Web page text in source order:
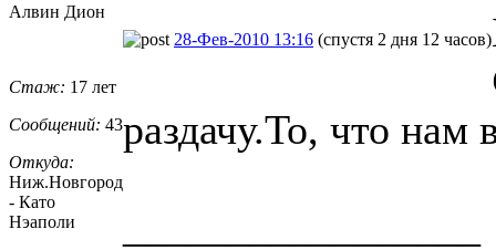
Алвин Дион
Стаж: 17 лет
Сообщений: 43
Откуда:
Ниж.Новгород
- Като
Нэаполи
28-Фев-2010 13:16 (спустя 2 дня 12 часов)
раздачу.То, что нам